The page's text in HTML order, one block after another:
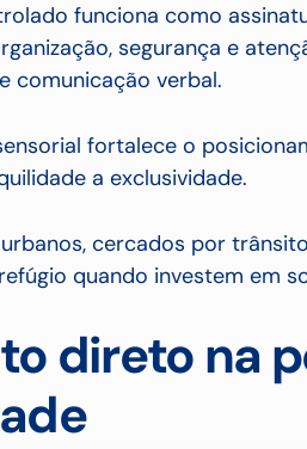
funciona como
segurança e
comunicação verbal.
fortalece o
a exclusividade.
cercados por
quando investem em
direto na